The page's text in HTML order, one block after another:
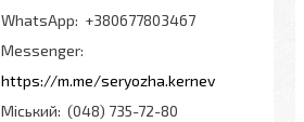
+380677803467
Messenger
https://m.me/seryozha.kernev
Міський (048) 735-72-80